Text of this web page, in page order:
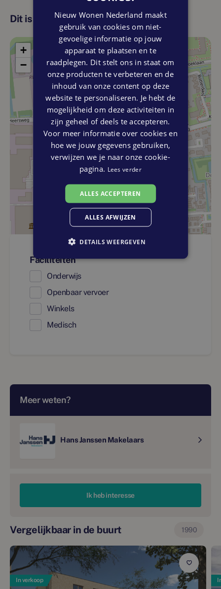
Dit is de locatie
+
−
Faciliteiten
Onderwijs
Openbaar vervoer
Winkels
Medisch
Meer weten?
Hans Janssen Makelaars
Ik heb interesse
Vergelijkbaar in de buurt 1990
In verkoop
Nieuw Wonen Nederland maakt
gebruik van cookies om niet-
gevoelige informatie op jouw
apparaat te plaatsen en te
raadplegen. Dit stelt ons in staat om
onze producten te verbeteren en de
inhoud van onze content op deze
website te personaliseren. Je hebt de
mogelijkheid om deze activiteiten in
zijn geheel of deels te accepteren.
Voor meer informatie over cookies en
hoe we jouw gegevens gebruiken,
verwijzen we je naar onze cookie-
pagina. Lees verder
ALLES ACCEPTEREN
ALLES AFWIJZEN
DETAILS WEERGEVEN